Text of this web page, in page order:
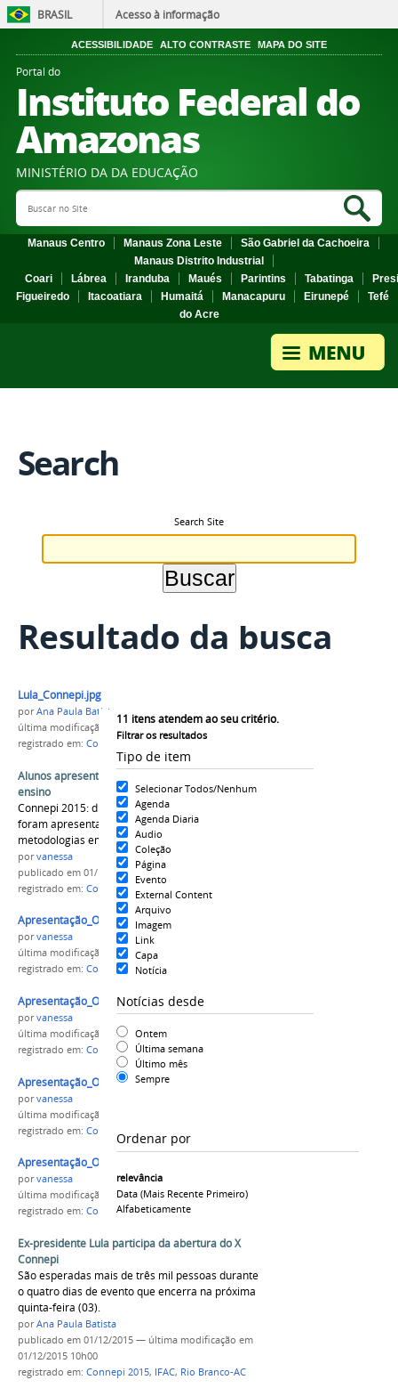
BRASIL Acesso à informação
ACESSIBILIDADE ALTO CONTRASTE MAPA DO SITE
Portal do
Instituto Federal do
Amazonas
MINISTÉRIO DA DA EDUCAÇÃO
Search Site
Manaus Centro Manaus Zona Leste
São Gabriel da Cachoeira
Manaus Distrito Industrial
Coari
Lábrea Iranduba Maués Parintins Tabatinga
Figueiredo
Itacoatiara Humaitá Manacapuru Eirunepé
Tefé
do Acre
Search
Search Site
Resultado da busca
11 itens atendem ao seu critério.
Filtrar os resultados
Tipo de item
Selecionar Todos/Nenhum
Agenda
Agenda Diaria
Audio
Coleção
Página
Evento
External Content
Arquivo
Imagem
Link
Capa
Notícia
Notícias desde
Ontem
Última semana
Último mês
Sempre
Ordenar por
relevância
Data (mais Recente Primeiro)
Alfabeticamente
Lula_Connepi.jpg
porAna Paula Batista
última modificação
em 01/12/2015 08h49
registrado em: Connepi 2015,IFAC,Rio Branco-AC
Alunos apresentam propostas para melhoria do
ensino
Connepi 2015: durante esta terça-feira (1o),
foram apresentados trabalhos sobre
metodologias em sala de aula.
porvanessa
publicado em 01/12/2015
registrado em: Connepi 2015 IFAC
Apresentação_Oral_Connepi.jpg
porvanessa
última modificação
em 01/12/2015 20h26
registrado em: Connepi 2015,IFAC
Apresentação_Oral_Connepi.jpg
porvanessa
última modificação
em 01/12/2015 20h27
registrado em: Connepi 2015,IFAC,Rio Branco (Acre)
Apresentação_Oral_Connepi.jpg
porvanessa
última modificação
registrado em: Connepi 2015
Apresentação_Oral_Connepi.jpg
porvanessa
última modificação
em 01/12/2015 20h29
registrado em: Connepi 2015,IFAC,Rio Branco (Acre)
Ex-presidente Lula participa da abertura do X
Connepi
São esperadas mais de três mil pessoas durante
o quatro dias de evento que encerra na próxima
quinta-feira (03).
porAna Paula Batista
publicado em 01/12/2015 — última modificação em
01/12/2015 10h00
registrado em: Connepi 2015, IFAC, Rio Branco-AC